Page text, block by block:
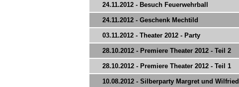
24.11.2012 - Besuch Feuerwehrball
24.11.2012 - Geschenk Mechtild
03.11.2012 - Theater 2012 - Party
28.10.2012 - Premiere Theater 2012 - Teil 2
28.10.2012 - Premiere Theater 2012 - Teil 1
10.08.2012 - Silberparty Margret und Wilfried